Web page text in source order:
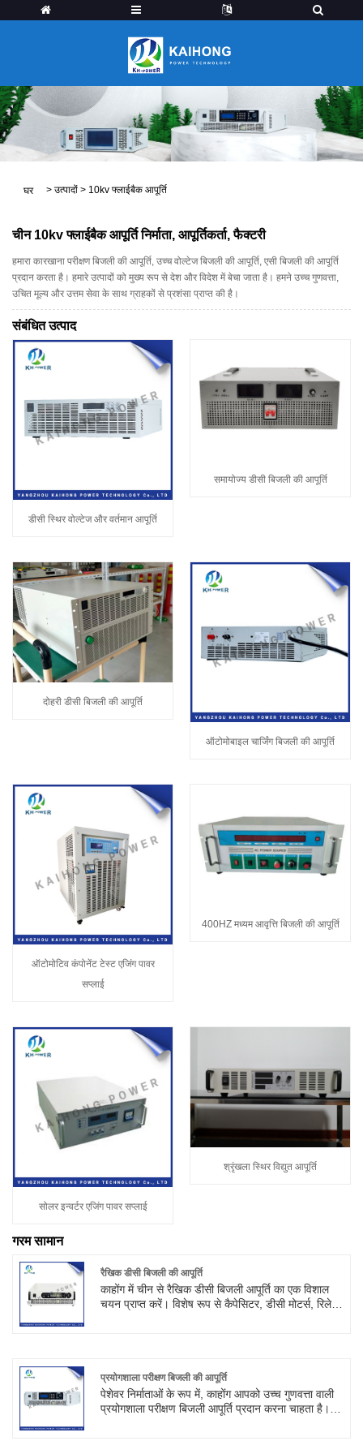
घर > उत्पादों > 10kv फ्लाईबैक आपूर्ति
चीन 10kv फ्लाईबैक आपूर्ति निर्माता, आपूर्तिकर्ता, फैक्टरी
हमारा कारखाना परीक्षण बिजली की आपूर्ति, उच्च वोल्टेज बिजली की आपूर्ति, एसी बिजली की आपूर्ति
प्रदान करता है। हमारे उत्पादों को मुख्य रूप से देश और विदेश में बेचा जाता है। हमने उच्च गुणवत्ता,
उचित मूल्य और उत्तम सेवा के साथ ग्राहकों से प्रशंसा प्राप्त की है।
संबंधित उत्पाद
डीसी स्थिर वोल्टेज और वर्तमान आपूर्ति
समायोज्य डीसी बिजली की आपूर्ति
दोहरी डीसी बिजली की आपूर्ति
ऑटोमोबाइल चार्जिंग बिजली की आपूर्ति
ऑटोमोटिव कंपोनेंट टेस्ट एजिंग पावर
सप्लाई
400HZ मध्यम आवृत्ति बिजली की आपूर्ति
सोलर इन्वर्टर एजिंग पावर सप्लाई
श्रृंखला स्थिर विद्युत आपूर्ति
गरम सामान
रैखिक डीसी बिजली की आपूर्ति
काहोंग में चीन से रैखिक डीसी बिजली आपूर्ति का एक विशाल
चयन प्राप्त करें। विशेष रूप से कैपेसिटर, डीसी मोटर्स, रिले,
ने भी बहुत प्रशंसा हासिल की है।
प्रयोगशाला परीक्षण बिजली की आपूर्ति
पेशेवर निर्माताओं के रूप में, काहोंग आपको उच्च गुणवत्ता वाली
प्रयोगशाला परीक्षण बिजली आपूर्ति प्रदान करना चाहता है।